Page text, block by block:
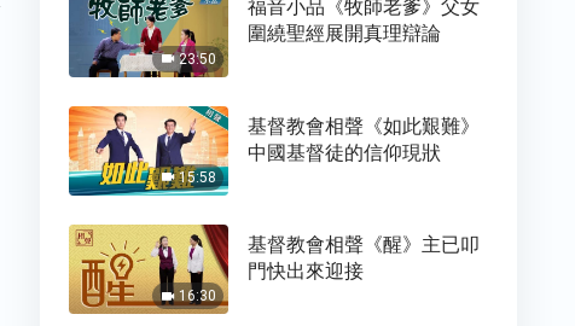
23:50
福音小品《牧師老爹》父女
圍繞聖經展開真理辯論
15:58
基督教會相聲《如此艱難》
中國基督徒的信仰現狀
16:30
基督教會相聲《醒》主已叩
門快出來迎接